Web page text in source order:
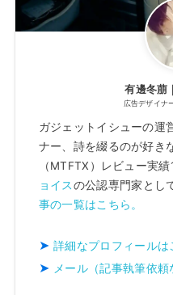
有邊冬萠
広告デザイナ
ガジェットイシューの運
ナー、詩を綴るのが好き
（MTFTX）レビュー実績
ョイスの公認専門家とし
事の一覧はこちら。
詳細なプロフィールは
メール（記事執筆依